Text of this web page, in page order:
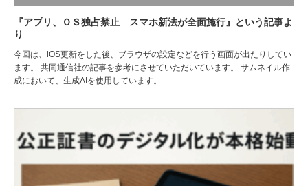
『アプリ、ＯＳ独占禁止 スマホ新法が全面施行』という記事よ
り
今回は、iOS更新をした後、ブラウザの設定などを行う画面が出たりしてい
ます。 共同通信社の記事を参考にさせていただいています。 サムネイル作
成において、生成AIを使用しています。